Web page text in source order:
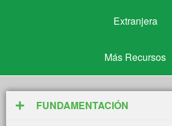
Extranjera
Extranjera
Más Recursos
Más Recursos
FUNDAMENTACIÓN